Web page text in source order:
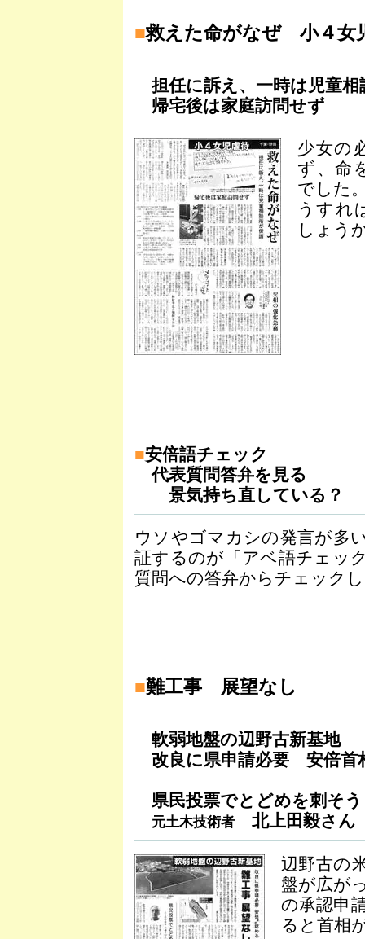
■救えた命がなぜ 小４女
担任に訴え、一時は児童相
帰宅後は家庭訪問せず
少女の
ず、命
でした
うすれ
しょう
■安倍語チェック
代表質問答弁を見る
景気持ち直している？
ウソやゴマカシの発言が多
証するのが「アベ語チェッ
質問への答弁からチェック
■難工事 展望なし
軟弱地盤の辺野古新基地
改良に県申請必要 安倍首
県民投票でとどめを刺そう
元土木技術者 北上田毅さん
辺野古の
盤が広が
の承認申
ると首相